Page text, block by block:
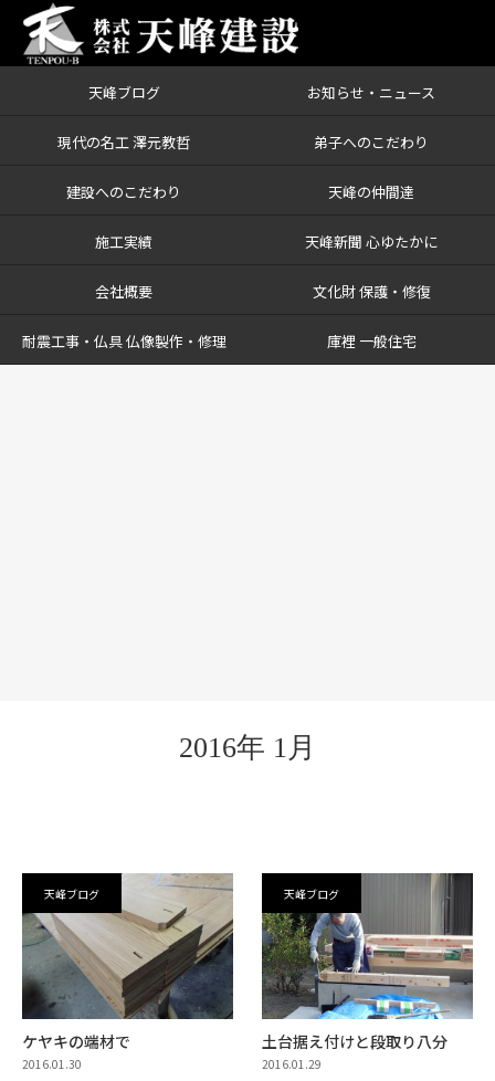
天峰ブログ お知らせ・ニュース
現代の名工 澤元教哲 弟子へのこだわり
建設へのこだわり 天峰の仲間達
施工実績 天峰新聞 心ゆたかに
会社概要 文化財 保護・修復
耐震工事・仏具 仏像製作・修理 庫裡 一般住宅
2016年 1月
天峰ブログ
ケヤキの端材で
2016.01.30
天峰ブログ
土台据え付けと段取り八分
2016.01.29